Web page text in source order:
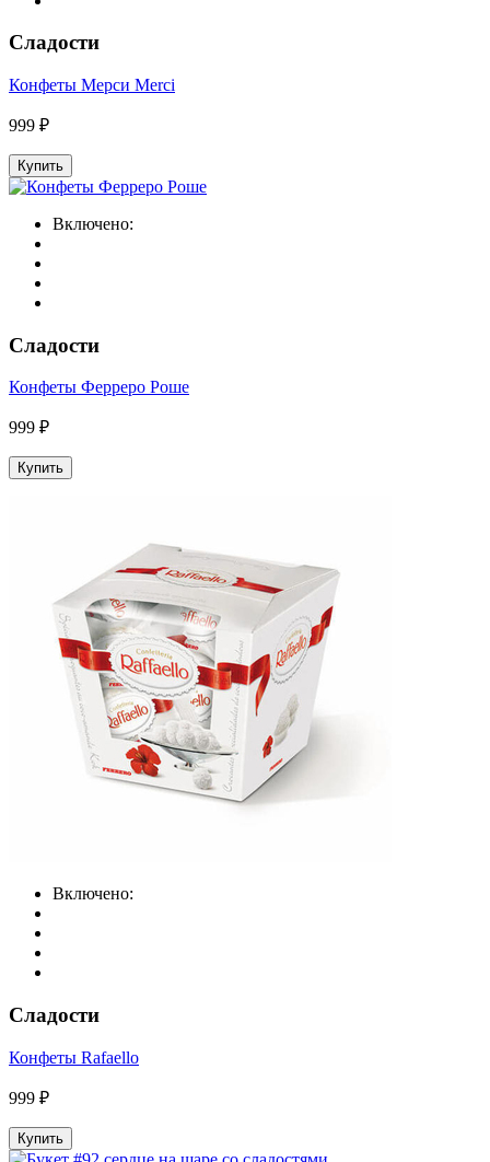
Сладости
Конфеты Мерси Merci
999 ₽
Купить
Включено:
Сладости
Конфеты Ферреро Роше
999 ₽
Купить
Включено:
Сладости
Конфеты Rafaello
999 ₽
Купить